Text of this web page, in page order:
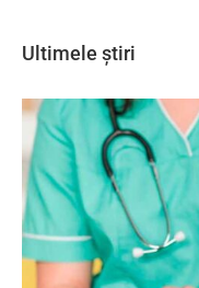
Ultimele știri